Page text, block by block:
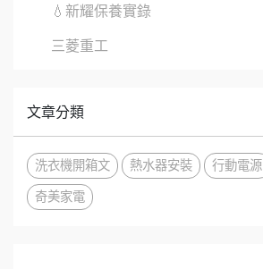
💧新耀保養實錄
三菱重工
文章分類
洗衣機開箱文 熱水器安裝 行動電源
奇美家電